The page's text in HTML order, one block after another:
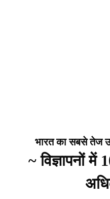
भारत का सबसे तेज
~ विज्ञापनों